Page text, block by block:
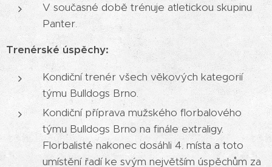
V současné době trénuje atletickou skupinu
Panter.
Trenérské úspěchy:
Kondiční trenér všech věkových kategorií
týmu Bulldogs Brno.
Kondiční příprava mužského florbalového
týmu Bulldogs Brno na finále extraligy.
Florbalisté nakonec dosáhli 4. místa a toto
umístění řadí ke svým největším úspěchům za